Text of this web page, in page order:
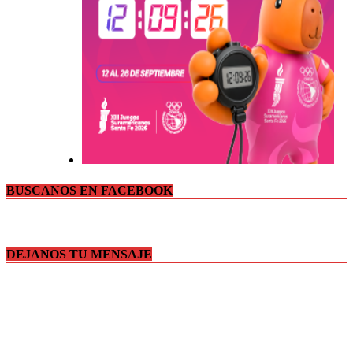
BUSCANOS EN FACEBOOK
DEJANOS TU MENSAJE